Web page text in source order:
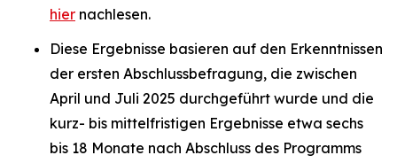
hier nachlesen.
Diese Ergebnisse basieren auf den Erkenntnissen
der ersten Abschlussbefragung, die zwischen
April und Juli 2025 durchgeführt wurde und die
kurz- bis mittelfristigen Ergebnisse etwa sechs
bis 18 Monate nach Abschluss des Programms